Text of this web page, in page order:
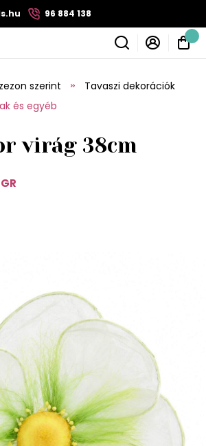
96 884 138
szerint
Tavaszi dekorációk
és egyéb
virág 38cm